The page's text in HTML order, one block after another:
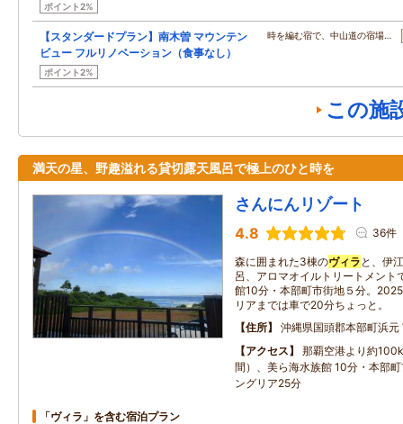
ポイント2%
【スタンダードプラン】南木曽 マウンテン
ビュー フルリノベーション（食事なし）
ポイント2%
時を編む宿で、中山道の宿場…
この施
満天の星、野趣溢れる貸切露天風呂で極上のひと時を
さんにんリゾート
4.8 36件
森に囲まれた3棟のヴィラ と、伊
呂、アロマオイルトリートメント
館10分・本部町市街地５分。
リアまでは車で20分ちょっと。
住所
沖縄県国頭郡本部町浜元
アクセス
那覇空港より約
間）、美ら海水族館 10分・本部
ングリア25分
「ヴィラ」を含む宿泊プラン